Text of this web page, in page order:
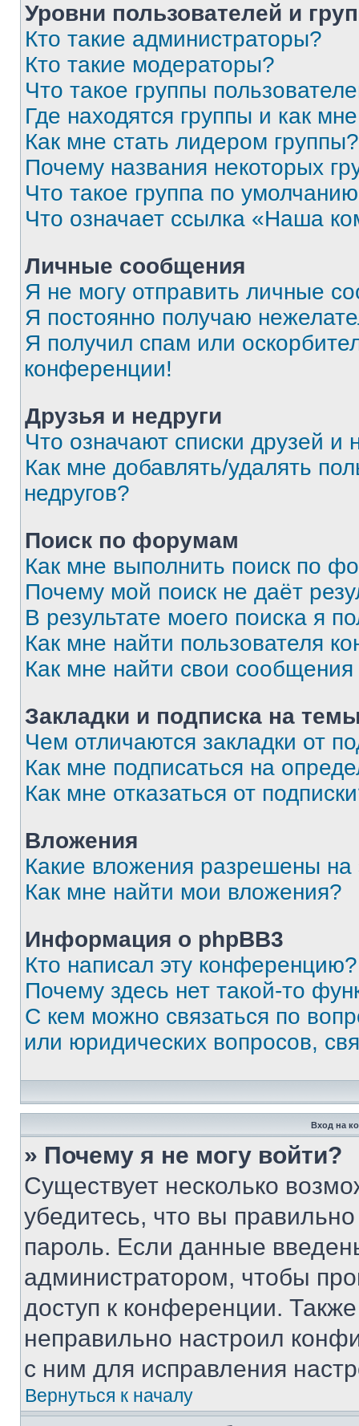
Уровни пользователей и
Кто такие администраторы?
Кто такие модераторы?
Что такое группы
Где находятся группы и как
Как мне стать лидером группы?
Почему названия некоторых
Что такое группа по
Что означает ссылка «Наша
Личные сообщения
Я не могу отправить личные
Я постоянно получаю
Я получил спам или
конференции!
Друзья и недруги
Что означают списки друзей и
Как мне добавлять/удалять
недругов?
Поиск по форумам
Как мне выполнить поиск по
Почему мой поиск не даёт
В результате моего поиска я
Как мне найти пользователя
Как мне найти свои
Закладки и подписка на
Чем отличаются закладки от
Как мне подписаться на
Как мне отказаться от
Вложения
Какие вложения разрешены
Как мне найти мои вложения?
Информация о phpBB3
Кто написал эту конференцию?
Почему здесь нет такой-то
С кем можно связаться по
или юридических вопросов,
Вход на
» Почему я не могу войти?
Существует несколько
убедитесь, что вы
пароль. Если данные
администратором, чтобы
доступ к конференции.
неправильно настроил
с ним для исправления
Вернуться к началу